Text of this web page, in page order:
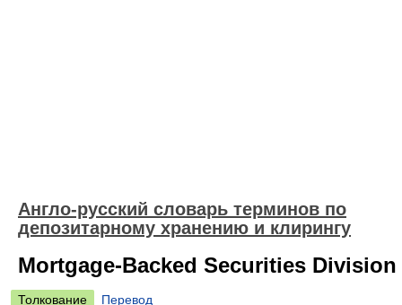
Англо-русский словарь терминов по
депозитарному хранению и клирингу
Mortgage-Backed Securities Division
Толкование
Перевод